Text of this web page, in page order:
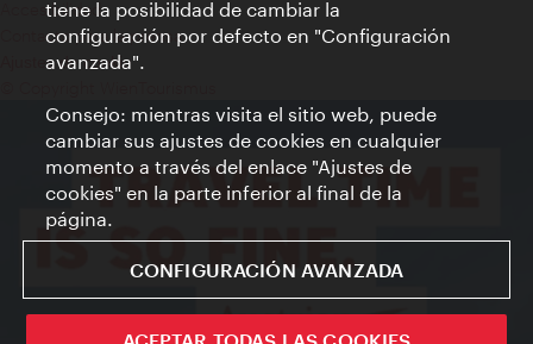
Accesibilidad
Contacto para la prensa
Ajustes de cookie
tiene la posibilidad de cambiar la
configuración por defecto en "Configuración
avanzada".
Consejo: mientras visita el sitio web, puede
cambiar sus ajustes de cookies en cualquier
momento a través del enlace "Ajustes de
cookies" en la parte inferior al final de la
página.
CONFIGURACIÓN AVANZADA